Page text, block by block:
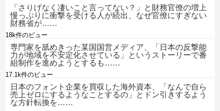
「さりげなく凄いこと言ってない？」と財務官僚の増上
慢っぷりに衝撃を受ける人が続出、なぜ官僚にすぎない
財務省が……
18k件のビュー
専門家を舐めきった某国国営メディア、「日本の反撃能
力が地域を不安定化させている」というストーリーで番
組制作を進めようとするも……
17.1k件のビュー
日本のフォント企業を買収した海外資本、「なんで自ら
売上ゼロにするようなことするの」とドン引きするよう
な方針転換を……